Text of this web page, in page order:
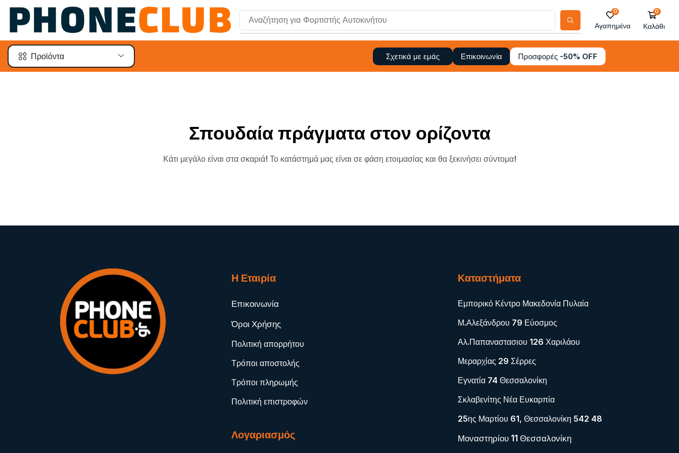
Αναζήτηση για Φορτιστής Αυτοκινήτου
0
Αγαπημένα
0
Καλάθι
Προϊόντα Σχετικά με εμάς Επικοινωνία Προσφορές -50% OFF
Σπουδαία πράγματα στον ορίζοντα
Κάτι μεγάλο είναι στα σκαριά! Το κατάστημά μας είναι σε φάση ετοιμασίας και θα ξεκινήσει σύντομα!
Η Εταιρία
Επικοινωνία
Όροι Χρήσης
Πολιτική απορρήτου
Τρόποι αποστολής
Τρόποι πληρωμής
Πολιτική επιστροφών
Λογαριασμός
Καταστήματα
Εμπορικό Κέντρο Μακεδονία Πυλαία
Μ.Αλεξάνδρου 79 Εύοσμος
Αλ.Παπαναστασιου 126 Χαριλάου
Μεραρχίας 29 Σέρρες
Εγνατία 74 Θεσσαλονίκη
Σκλαβενίτης Νέα Ευκαρπία
25ης Μαρτίου 61, Θεσσαλονίκη 542 48
Μοναστηρίου 11 Θεσσαλονίκη